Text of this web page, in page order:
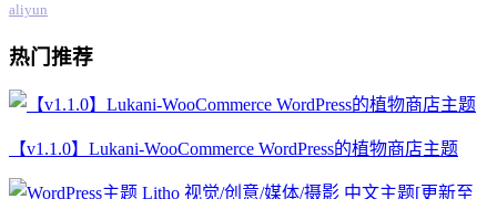
aliyun
热门推荐
【v1.1.0】Lukani-WooCommerce WordPress的植物商店主题